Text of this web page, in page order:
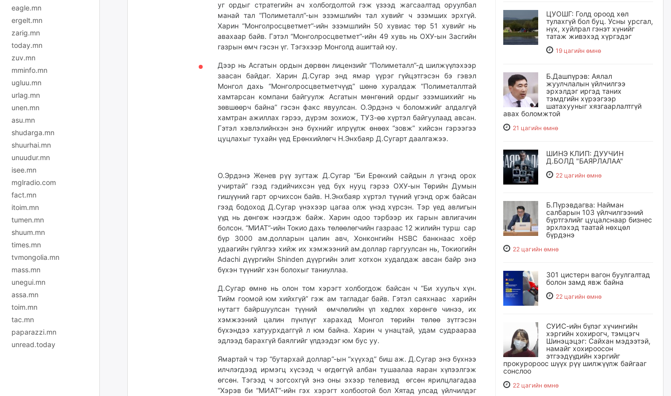
eagle.mn
ergelt.mn
zarig.mn
today.mn
zuv.mn
mminfo.mn
ugluu.mn
urlag.mn
unen.mn
asu.mn
shudarga.mn
shuurhai.mn
unuudur.mn
isee.mn
mglradio.com
fact.mn
itoim.mn
tumen.mn
shuum.mn
times.mn
tvmongolia.mn
mass.mn
unegui.mn
assa.mn
toim.mn
tac.mn
paparazzi.mn
unread.today
уг ордыг стратегийн ач холбогдолтой гэж үзээд жагсаалтад оруулбал
манай тал “Полиметалл”-ын эзэмшлийн тал хувийг ч эзэм­ших эрхгүй.
Харин “Монголросцветмет”-ийн эзэмшлийн 50 хувиас төр 51 хувийг нь
авахаар байв. Гэтэл “Монголросцветмет”-ийн 49 хувь нь ОХУ-ын Засгийн
газрын өмч гэсэн үг. Тэгэхээр Монголд ашигтай юу.
Дээр нь Асгатын ордын дөрвөн лицензийг “По­лиметалл”-д шил­жүүлэхээр
заасан байдаг. Харин Д.Сугар энд ямар үүрэг гүйцэтгэсэн бэ гэвэл
Монгол дахь “Монголросцветметчүүд” шөнө хуралдаж “Поли­металлтай
хамтарсан ком­пани байгуулж Асгатын мөнгөний ордыг эзэмшихийг нь
зөвшөөрч байна” гэсэн факс явуулсан. О.Эрдэнэ ч боломжийг алдалгүй
хамтран ажиллах гэрээ, дүрэм зохиож, ТУЗ-өө хүртэл байгуулаад авсан.
Гэтэл хэвлэлийнхэн энэ бүхнийг илрүүлж өнөөх “зовж” хийсэн гэрээгээ
цуцлахыг тухайн үед Ерөн­хийлөгч Н.Энхбаяр Д.Сугарт даалгажээ.
О.Эр­дэнэ Женев рүү зугтаж Д.Сугар “Би Ерөнхий сайдын л үгэнд орох
учиртай” гээд гэдийчихсэн үед бүх нууц гэрээ ОХУ-ын Төрийн Думын
гишүүний гарт орчихсон байв. Н.Энхбаяр хүртэл түүний үгэнд орж байсан
гээд бодоход Д.Сугар үнэхээр цагаа олж үнэд хүрсэн. Тэр үед авлигын
үүд нь дөнгөж нээгдэж байж. Харин одоо тэрбээр их гарын авлигачин
болсон. “МИАТ”-ийн Токио дахь төлөөлөгчийн газраас 12 жилийн турш сар
бүр 3000 ам.долларын цалин авч, Хонконгийн HSBC банкнаас хоёр
удаагийн гүйлгээ хийж их хэмжээний ам.доллар гаргуулсан нь, Токиогийн
Adachi дүүргийн Shinden дүүргийн элит хотхон худалдаж авсан байр энэ
бүхэн түүнийг хэн болохыг таниуллаа.
Д.Сугар өмнө нь олон том хэрэгт холбогдож байсан ч “Би хуульч хүн.
Тийм гоомой юм хийхгүй” гэж ам тагладаг байв. Гэтэл саяхнаас харийн
нутагт байршуулсан түүний өмчлөлийн үл хөдлөх хөрөнгө чинээ, их
хэмжээний цалин пүнлүүг харахад Монгол төрийн төлөө зүтгэсэн
бүхэндээ хатуурхдаггүй л юм байна. Харин ч унацтай, удам судраараа
эдлээд барахгүй баялгийг үлдээдэг юм бус уу.
Ямартай ч тэр “бутархай доллар”-ын “хүүхэд” биш аж. Д.Сугар энэ бүхнээ
илчлэгдээд ирмэгц хүсээд ч өгдөггүй албан тушаалаа яаран хүлээлгэж
өгсөн. Тэгээд ч зогсохгүй энэ оны эхээр телевизд өгсөн ярилцлагадаа
“Хэрэв би “МИАТ”-ийн гэх хэрэгт холбоотой бол Хятад улсад үйлчилдэг
ЦУОШГ: Голд ороод хөл
тулахгүй бол буц. Усны урсгал,
нүх, хуйлрал гэнэт хүнийг
татаж живэхэд хүргэдэг
19 цагийн өмнө
Б.Дашпүрэв: Аялал
жуулчлалын үйлчилгээ
эрхэлдэг иргэд таних
тэмдгийн хүрээгээр
шатахууныг хязгаарлалтгүй
авах боломжтой
21 цагийн өмнө
ШИНЭ КЛИП: ДУУЧИН
Д.БОЛД "БАЯРЛАЛАА"
22 цагийн өмнө
Б.Пүрэвдагва: Найман
салбарын 103 үйлчилгээний
бүртгэлийг цуцалснаар бизнес
эрхлэхэд таатай нөхцөл
бүрдэнэ
22 цагийн өмнө
301 цистерн вагон буулгалтад
болон замд явж байна
22 цагийн өмнө
СУИС-ийн бүлэг хүчингийн
хэргийн хохирогч, тэмцэгч
Шинэцэцэг: Сайхан мэдээтэй,
намайг хохироосон
этгээдүүдийн хэргийг
прокуророос шүүх рүү шилжүүлж байгааг
сонслоо
22 цагийн өмнө